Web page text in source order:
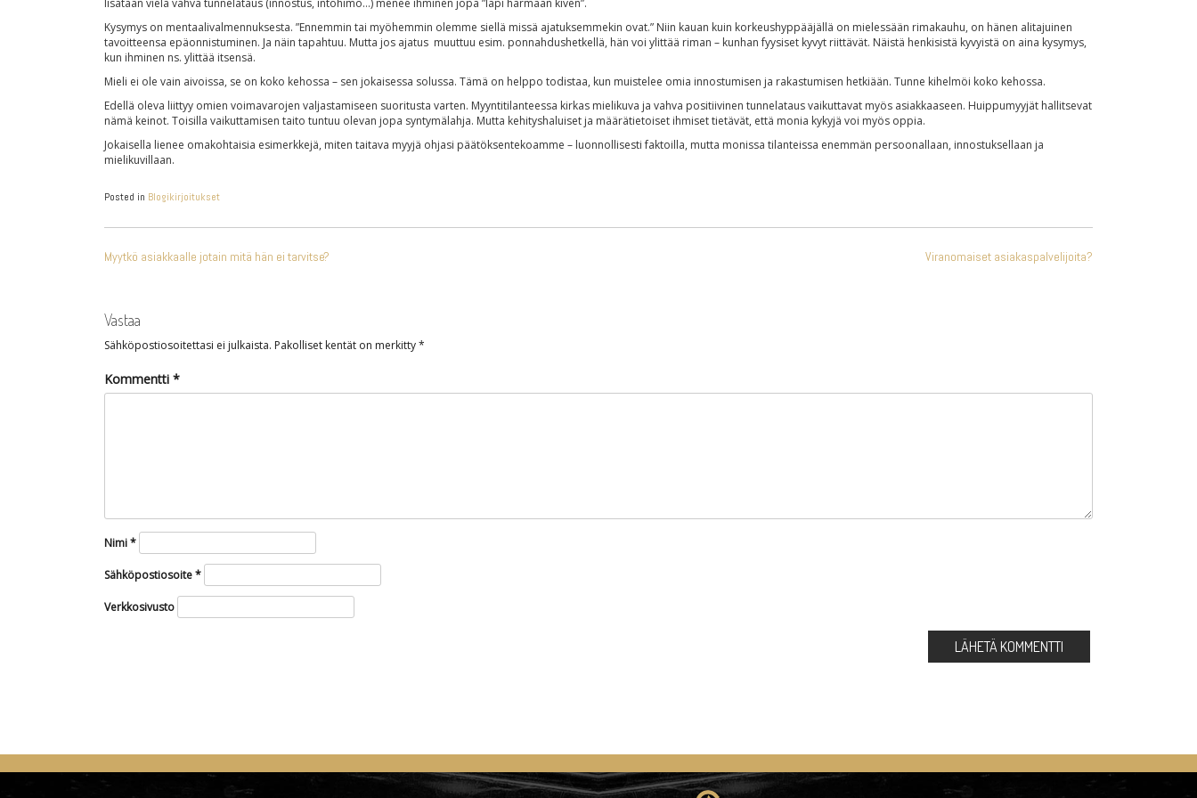
lisätään vielä vahva tunnelataus (innostus, intohimo…) menee ihminen jopa ”läpi harmaan kiven”.
Kysymys on mentaalivalmennuksesta. ”Ennemmin tai myöhemmin olemme siellä missä ajatuksemmekin ovat.” Niin kauan kuin korkeushyppääjällä on mielessään rimakauhu, on hänen alitajuinen
tavoitteensa epäonnistuminen. Ja näin tapahtuu. Mutta jos ajatus muuttuu esim. ponnahdushetkellä, hän voi ylittää riman – kunhan fyysiset kyvyt riittävät. Näistä henkisistä kyvyistä on aina kysymys,
kun ihminen ns. ylittää itsensä.
Mieli ei ole vain aivoissa, se on koko kehossa – sen jokaisessa solussa. Tämä on helppo todistaa, kun muistelee omia innostumisen ja rakastumisen hetkiään. Tunne kihelmöi koko kehossa.
Edellä oleva liittyy omien voimavarojen valjastamiseen suoritusta varten. Myyntitilanteessa kirkas mielikuva ja vahva positiivinen tunnelataus vaikuttavat myös asiakkaaseen. Huippumyyjät hallitsevat
nämä keinot. Toisilla vaikuttamisen taito tuntuu olevan jopa syntymälahja. Mutta kehityshaluiset ja määrätietoiset ihmiset tietävät, että monia kykyjä voi myös oppia.
Jokaisella lienee omakohtaisia esimerkkejä, miten taitava myyjä ohjasi päätöksentekoamme – luonnollisesti faktoilla, mutta monissa tilanteissa enemmän persoonallaan, innostuksellaan ja
mielikuvillaan.
Posted in Blogikirjoitukset
SELAUS
Myytkö asiakkaalle jotain mitä hän ei tarvitse? Viranomaiset asiakaspalvelijoita?
Vastaa
Sähköpostiosoitettasi ei julkaista. Pakolliset kentät on merkitty*
Kommentti *
Nimi*
Sähköpostiosoite*
Verkkosivusto